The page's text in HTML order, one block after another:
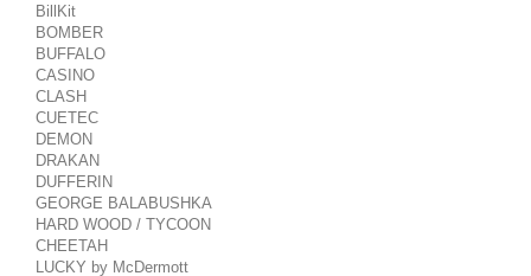
BillKit
BOMBER
BUFFALO
CASINO
CLASH
CUETEC
DEMON
DRAKAN
DUFFERIN
GEORGE BALABUSHKA
HARD WOOD / TYCOON
CHEETAH
LUCKY by McDermott